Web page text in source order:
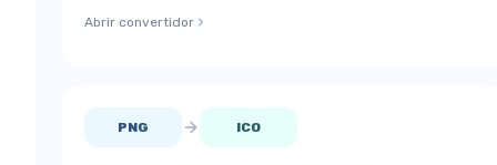
Abrir convertidor
PNG ICO